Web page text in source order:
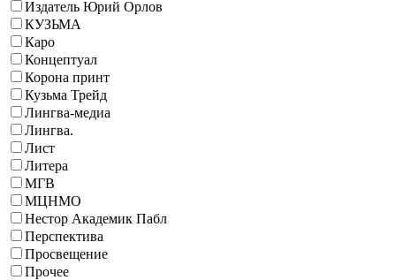
Издатель Юрий Орлов
КУЗЬМА
Каро
Концептуал
Корона принт
Кузьма Трейд
Лингва-медиа
Лингва.
Лист
Литера
МГВ
МЦНМО
Нестор Академик Пабл
Перспектива
Просвещение
Прочее